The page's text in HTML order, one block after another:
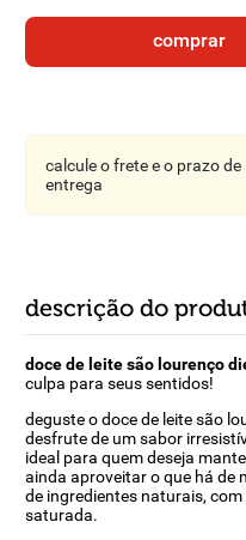
comprar
calcule o frete e o prazo de
entrega
descrição do
doce de leite são lourenço
culpa para seus sentidos!
deguste o doce de leite são
desfrute de um sabor
ideal para quem deseja
ainda aproveitar o que há de
de ingredientes naturais,
saturada.
10º chocolate